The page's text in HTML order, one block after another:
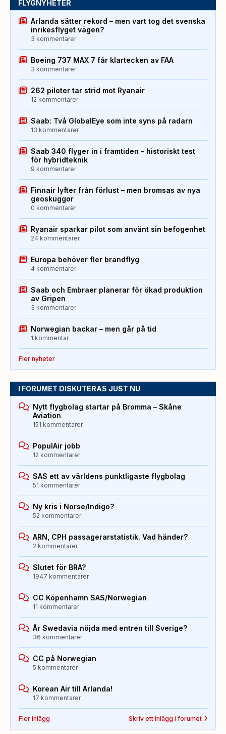
FLYGNYHETER
Arlanda sätter rekord – men vart tog det svenska
inrikesflyget vägen?
3 kommentarer
Boeing 737 MAX 7 får klartecken av FAA
3 kommentarer
262 piloter tar strid mot Ryanair
12 kommentarer
Saab: Två GlobalEye som inte syns på radarn
13 kommentarer
Saab 340 flyger in i framtiden – historiskt test
för hybridteknik
9 kommentarer
Finnair lyfter från förlust – men bromsas av nya
geoskuggor
0 kommentarer
Ryanair sparkar pilot som använt sin befogenhet
24 kommentarer
Europa behöver fler brandflyg
4 kommentarer
Saab och Embraer planerar för ökad produktion
av Gripen
3 kommentarer
Norwegian backar – men går på tid
1 kommentar
Fler nyheter
I FORUMET DISKUTERAS JUST NU
Nytt flygbolag startar på Bromma – Skåne
Aviation
151 kommentarer
PopulAir jobb
12 kommentarer
SAS ett av världens punktligaste flygbolag
51 kommentarer
Ny kris i Norse/Indigo?
52 kommentarer
ARN, CPH passagerarstatistik. Vad händer?
2 kommentarer
Slutet för BRA?
1947 kommentarer
CC Köpenhamn SAS/Norwegian
11 kommentarer
Är Swedavia nöjda med entren till Sverige?
36 kommentarer
CC på Norwegian
5 kommentarer
Korean Air till Arlanda!
17 kommentarer
Fler inlägg Skriv ett inlägg i forumet